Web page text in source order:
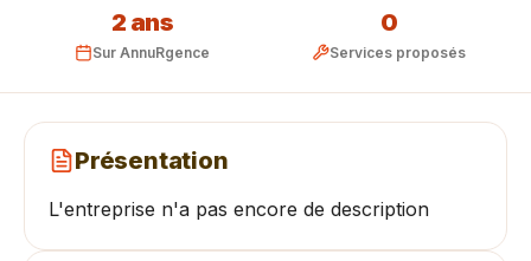
2 ans
Sur AnnuRgence
0
Services proposés
Présentation
L'entreprise n'a pas encore de description